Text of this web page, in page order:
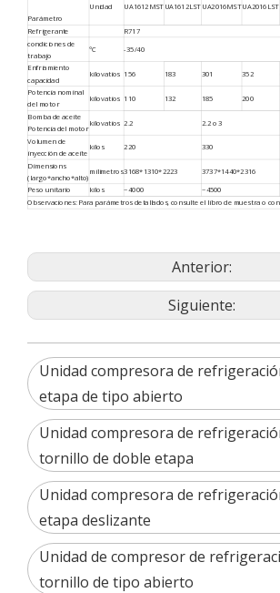
Parámetro
Unidad UA1612MSTUA1612LSTUA2016MSTUA2016LST
Refrigerante R717
condiciones de
trabajo
℃ -35/40
Enfriamiento
capacidad
kilovatios 156 183 301 352
Potencia nominal
del motor
kilovatios 110 132 185 200
Bomba de aceite
Potencia del motor
kilovatios 2.2 2.2 o 3
Volumen de
inyección de aceite
kilos 220 330
Dimensions
(largo*ancho*alto)
milímetros3168*1310*2223 3737*1440*2316
Peso unitario
kilos ~4000 ~4500
Observaciones: Para parámetros detallados, consulte el libro de muestra o
Anterior:
Siguiente:
Unidad compresora de
etapa de tipo abierto
Unidad compresora de
tornillo de doble etapa
Unidad compresora de
etapa deslizante
Unidad de compresor de
tornillo de tipo abierto